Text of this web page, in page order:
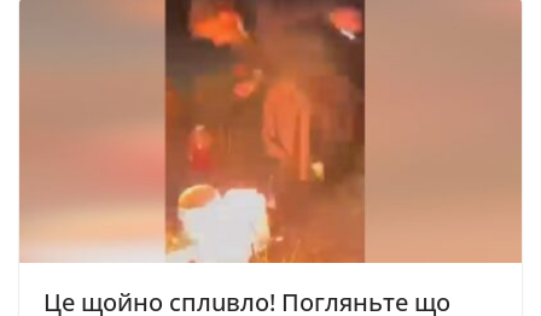
Це щойно сплuвло! Погляньте що